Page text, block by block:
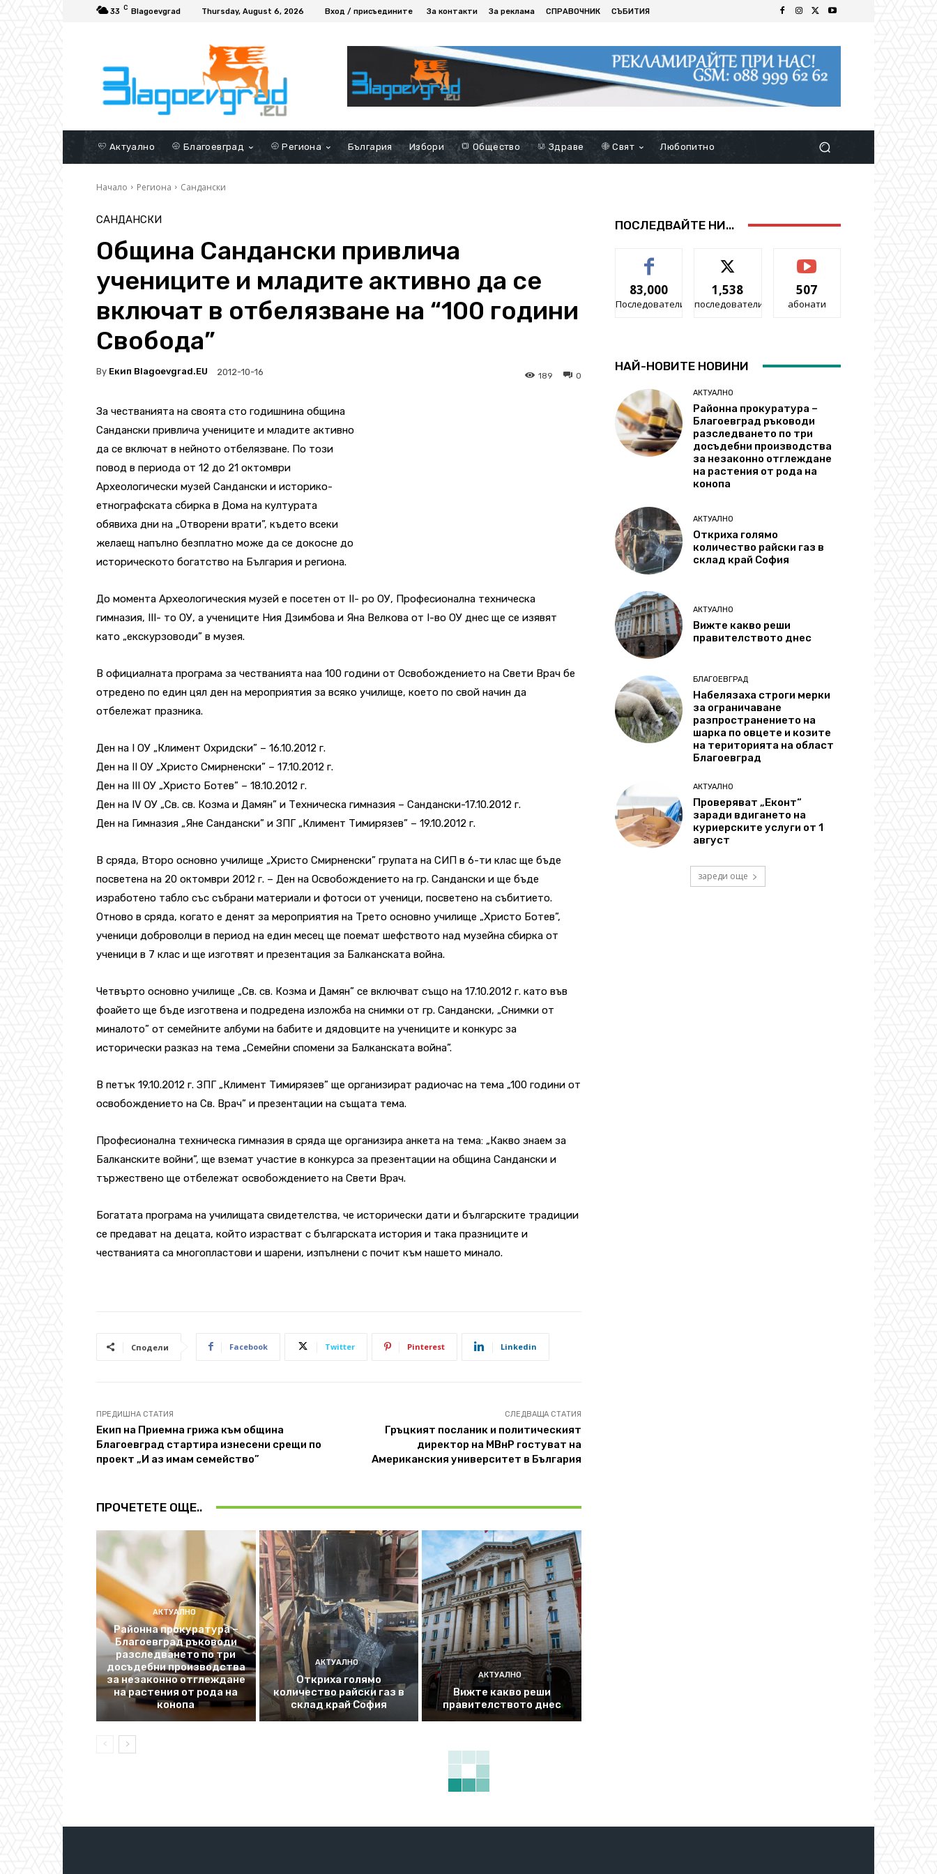
33 C Blagoevgrad Thursday, August 6, 2026 Вход / присъедините За контакти За реклама СПРАВОЧНИК СЪБИТИЯ
Актуално Благоевград Региона България Избори Общество Здраве Свят Любопитно
Начало Региона Сандански
САНДАНСКИ
Община Сандански привлича
учениците и младите активно да се
включат в oтбелязване на “100 години
Свобода”
By Екип Blagoevgrad.EU 2012-10-16 0
189
За честванията на своята сто годишнина община
Сандански привлича учениците и младите активно
да се включат в нейното отбелязване. По този
повод в периода от 12 до 21 октомври
Археологически музей Сандански и историко-
етнографската сбирка в Дома на културата
обявиха дни на „Отворени врати”, където всеки
желаещ напълно безплатно може да се докосне до
историческото богатство на България и региона.
До момента Археологическия музей е посетен от II- ро ОУ, Професионална техническа
гимназия, III- то ОУ, а учениците Ния Дзимбова и Яна Велкова от I-во ОУ днес ще се изявят
като „екскурзоводи” в музея.
В официалната програма за честванията наа 100 години от Освобождението на Свети Врач бе
отредено по един цял ден на мероприятия за всяко училище, което по свой начин да
отбележат празника.
Ден на I ОУ „Климент Охридски” – 16.10.2012 г.
Ден на II ОУ „Христо Смирненски” – 17.10.2012 г.
Ден на III ОУ „Христо Ботев” – 18.10.2012 г.
Ден на IV ОУ „Св. св. Козма и Дамян” и Техническа гимназия – Сандански-17.10.2012 г.
Ден на Гимназия „Яне Сандански” и ЗПГ „Климент Тимирязев” – 19.10.2012 г.
В сряда, Второ основно училище „Христо Смирненски” групата на СИП в 6-ти клас ще бъде
посветена на 20 октомври 2012 г. – Ден на Освобождението на гр. Сандански и ще бъде
изработено табло със събрани материали и фотоси от ученици, посветено на събитието.
Отново в сряда, когато е денят за мероприятия на Трето основно училище „Христо Ботев”,
ученици доброволци в период на един месец ще поемат шефството над музейна сбирка от
ученици в 7 клас и ще изготвят и презентация за Балканската война.
Четвърто основно училище „Св. св. Козма и Дамян” се включват също на 17.10.2012 г. като във
фоайето ще бъде изготвена и подредена изложба на снимки от гр. Сандански, „Снимки от
миналото” от семейните албуми на бабите и дядовците на учениците и конкурс за
исторически разказ на тема „Семейни спомени за Балканската война”.
В петък 19.10.2012 г. ЗПГ „Климент Тимирязев” ще организират радиочас на тема „100 години от
освобождението на Св. Врач” и презентации на същата тема.
Професионална техническа гимназия в сряда ще организира анкета на тема: „Какво знаем за
Балканските войни”, ще вземат участие в конкурса за презентации на община Сандански и
тържествено ще отбележат освобождението на Свети Врач.
Богатата програма на училищата свидетелства, че исторически дати и българските традиции
се предават на децата, който израстват с българската история и така празниците и
честванията са многопластови и шарени, изпълнени с почит към нашето минало.
Сподели Facebook Twitter Pinterest Linkedin
ПРЕДИШНА СТАТИЯ
Екип на Приемна грижа към община
Благоевград стартира изнесени срещи по
проект „И аз имам семейство”
СЛЕДВАЩА СТАТИЯ
Гръцкият посланик и политическият
директор на МВнР гостуват на
Американския университет в България
ПРОЧЕТЕТЕ ОЩЕ..
АКТУАЛНО
Районна прокуратура –
Благоевград ръководи
разследването по три
досъдебни производства
за незаконно отглеждане
на растения от рода на
конопа
АКТУАЛНО
Откриха голямо
количество райски газ в
склад край София
АКТУАЛНО
Вижте какво реши
правителството днес
ПОСЛЕДВАЙТЕ НИ...
83,000
Последователи
1,538
последователи
507
абонати
НАЙ-НОВИТЕ НОВИНИ
АКТУАЛНО
Районна прокуратура –
Благоевград ръководи
разследването по три
досъдебни производства
за незаконно отглеждане
на растения от рода на
конопа
АКТУАЛНО
Откриха голямо
количество райски газ в
склад край София
АКТУАЛНО
Вижте какво реши
правителството днес
БЛАГОЕВГРАД
Набелязаха строги мерки
за ограничаване
разпространението на
шарка по овцете и козите
на територията на област
Благоевград
АКТУАЛНО
Проверяват „Еконт“
заради вдигането на
куриерските услуги от 1
август
зареди още